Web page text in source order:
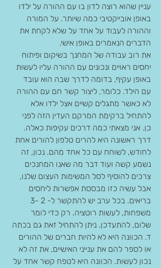
עניין שהוא רוצה לדון בו עם ההורה על ילדו
באופן אובייקטיבי כמה שיותר. על המורה
וההורה לעבוד על אחד על שלא לקחת את
הדברים הנאמרים באופן אישי.
את רוב עבודה של המחנך בשיקום ופיתוח
יחסים ראויים ונכונים עם ההורה עליו לעשות
באופן עקיף, בדומה לדרך שבה הוא עובד
עם הילד. כלומר, ליצור קשר חם עם ההורה
לא כאשר מתגלים קשיים אצל ילדו אלא
להתחיל ברקימת המרקם העדין הזה לפני
כן. אני מצאתי כמה דרכים עקיפות כאלה.
דרך ראשונה היא להרים טלפון להורים אחת
לחודש, לשוחח עם כל אחד מהם. נכון, זה
נשמע קשה ועוד דבר מה שאנו המחנכים
צרכים להוסיף לסל המשימות העצום שלנו,
אבל עשיה כזו מבססת אפשרות ליחסים
משפחות, לעשות רוטציה. רק כדי לומר
שלום, להתעדכן. ניתן להתחיל זאת גם בכתה
ד. הכוונה היא לא להיות חברים של ההורים
או לספר להם את ענייני האישיים, את זה לא
נכון לעשות. הכוונה היא לטפח קשר אחד על